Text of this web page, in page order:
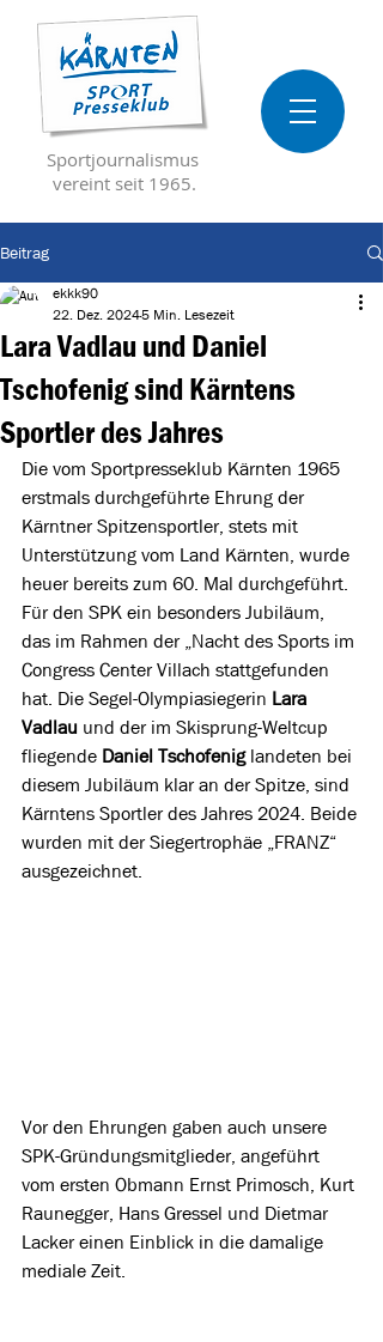
Sportjournalismus
vereint seit 1965.
Beitrag
Lara Vadlau und Daniel
Tschofenig sind Kärntens
Sportler des Jahres
ekkk90
22. Dez. 20245 Min. Lesezeit
Die vom Sportpresseklub Kärnten 1965
erstmals durchgeführte Ehrung der
Kärntner Spitzensportler, stets mit
Unterstützung vom Land Kärnten, wurde
heuer bereits zum 60. Mal durchgeführt.
Für den SPK ein besonders Jubiläum,
das im Rahmen der „Nacht des Sports im
Congress Center Villach stattgefunden
hat. Die Segel-Olympiasiegerin Lara
Vadlau und der im Skisprung-Weltcup
fliegende Daniel Tschofenig landeten bei
diesem Jubiläum klar an der Spitze, sind
Kärntens Sportler des Jahres 2024. Beide
wurden mit der Siegertrophäe „FRANZ“
ausgezeichnet.
Vor den Ehrungen gaben auch unsere
SPK-Gründungsmitglieder, angeführt
vom ersten Obmann Ernst Primosch, Kurt
Raunegger, Hans Gressel und Dietmar
Lacker einen Einblick in die damalige
mediale Zeit.